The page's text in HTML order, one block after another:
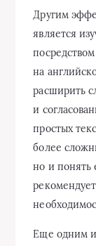
Другим
является
на
расширить
и
простых
более
но и понять
Еще одним